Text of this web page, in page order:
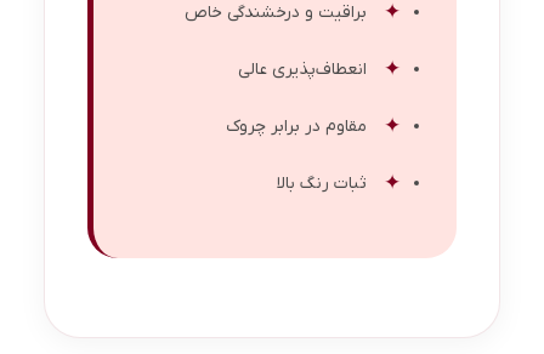
براقیت و درخشندگی خاص
انعطاف‌پذیری عالی
مقاوم در برابر چروک
ثبات رنگ بالا